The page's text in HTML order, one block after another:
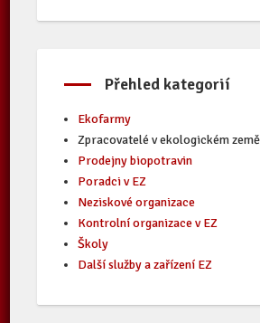
Přehled kategorií
Ekofarmy
Zpracovatelé v ekologickém
Prodejny biopotravin
Poradci v EZ
Neziskové organizace
Kontrolní organizace v EZ
Školy
Další služby a zařízení EZ